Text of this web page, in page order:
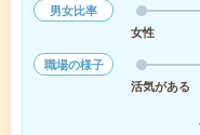
男女比率
女性
職場の様子
活気がある